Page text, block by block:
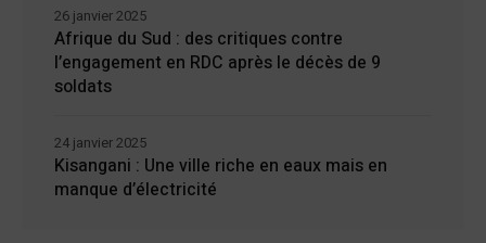
Afrique du Sud : des critiques contre
l’engagement en RDC après le décès de 9
soldats
26 janvier 2025
Kisangani : Une ville riche en eaux mais en
manque d’électricité
24 janvier 2025